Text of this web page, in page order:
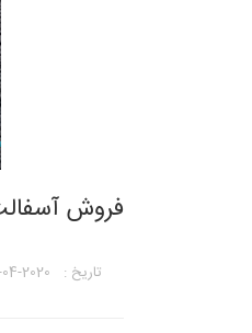
فروش
تاریخ : 2020-04-11 /